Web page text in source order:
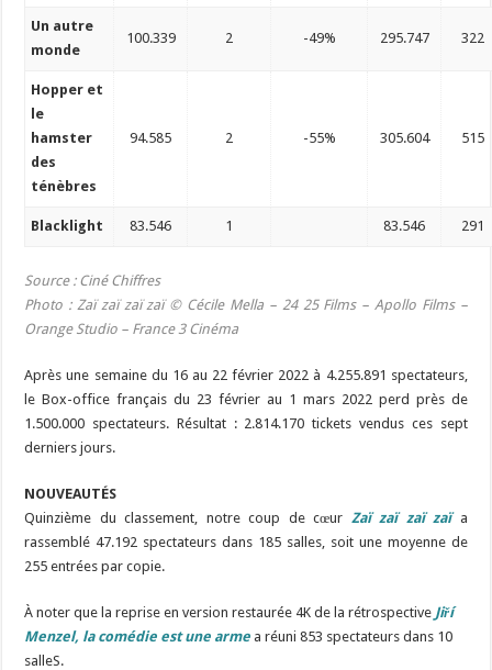
Un autre
monde
100.339 2 -49% 295.747 322
Hopper et
le
hamster
des
ténèbres
94.585 2 -55% 305.604 515
Blacklight 83.546 1 83.546 291
Source : Ciné Chiffres
Photo : Zaï zaï zaï zaï © Cécile Mella – 24 25 Films – Apollo Films –
Orange Studio – France 3 Cinéma
Après une semaine du 16 au 22 février 2022 à 4.255.891 spectateurs,
le Box-office français du 23 février au 1 mars 2022 perd près de
1.500.000 spectateurs. Résultat : 2.814.170 tickets vendus ces sept
derniers jours.
NOUVEAUTÉS
Quinzième du classement, notre coup de cœur Zaï zaï zaï zaï a
rassemblé 47.192 spectateurs dans 185 salles, soit une moyenne de
255 entrées par copie.
À noter que la reprise en version restaurée 4K de la rétrospective Jiří
Menzel, la comédie est une arme a réuni 853 spectateurs dans 10
salleS.